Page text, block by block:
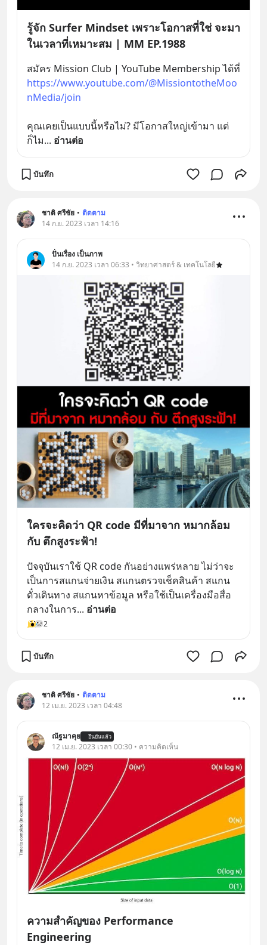
รู้จัก Surfer Mindset เพราะโอกาสที่ใช่ จะมา
ในเวลาที่เหมาะสม | MM EP.1988
https://www.youtube.com/@MissiontotheMoo
nMedia/join
คุณเคยเป็นแบบนี้หรือไม่? มีโอกาสใหญ่เข้ามา แต่
ก็ไม... อ่านต่อ
บันทึก
ชาติ ศรีชัย • ติดตาม
14 ก.ย. 2023 เวลา 14:16
ปั่นเรื่อง เป็นภาพ
14 ก.ย. 2023 เวลา 06:33 • วิทยาศาสตร์ & เทคโนโลยี
ใครจะคิดว่า QR code มีที่มาจาก หมากล้อม
กับ ตึกสูงระฟ้า!
ปัจจุบันเราใช้ QR code กันอย่างแพร่หลาย ไม่ว่าจะ
เป็นการสแกนจ่ายเงิน สแกนตรวจเช็คสินค้า สแกน
ตั๋วเดินทาง สแกนหาข้อมูล หรือใช้เป็นเครื่องมือสื่อ
กลางในการ... อ่านต่อ
2
บันทึก
ชาติ ศรีชัย • ติดตาม
12 เม.ย. 2023 เวลา 04:48
ณัฐมาคุย ยืนยันแล้ว
12 เม.ย. 2023 เวลา 00:30 • ความคิดเห็น
ความสำคัญของ Performance
Engineering